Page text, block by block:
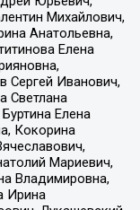
Михайлович,
Анатольевна,
Елена
Сергей Иванович,
Светлана
Елена
Кокорина
Мариевич,
Владимировна,
Ирина